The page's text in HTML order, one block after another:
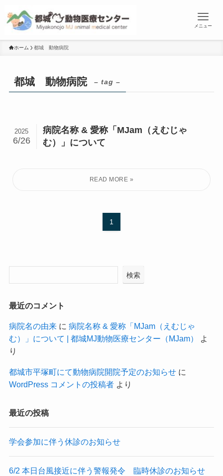
メニュー
ホーム 都城 動物病院
都城 動物病院 – tag –
病院名称 & 愛称「MJam（えむじゃ
む）」について
2025
6/26
1
検索
最近のコメント
病院名の由来に 病院名称 & 愛称「MJam（えむじゃ
む）」について | 都城MJ動物医療センター（MJam）
よ
り
都城市平塚町にて動物病院開院予定のお知らせに
WordPress コメントの投稿者より
最近の投稿
学会参加に伴う休診のお知らせ
6/2 本日台風接近に伴う警報発令 臨時休診のお知らせ